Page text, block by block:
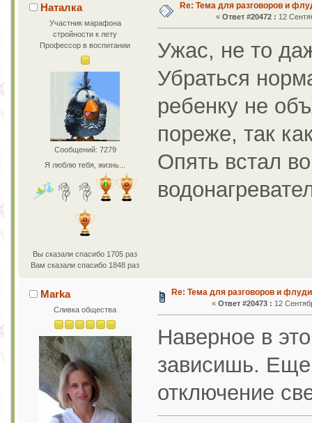
Наталка
Участник марафона
стройности к лету
Профессор в воспитании
Сообщений: 7279
Я люблю тебя, жизнь...
Вы сказали спасибо 1705 раз
Вам сказали спасибо 1848 раз
Re: Тема для разговоров и
«Ответ #20472 : 12
Ужас, не то
Убраться
ребенку не
пореже, так
Опять встал
Marka
Сливка общества
Re: Тема для разговоров и
«Ответ #20473 : 12
Наверное в
зависишь. Еще
отключение